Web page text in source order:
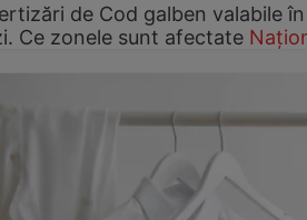
de Cod galben valabile în
Ce zonele sunt afectate